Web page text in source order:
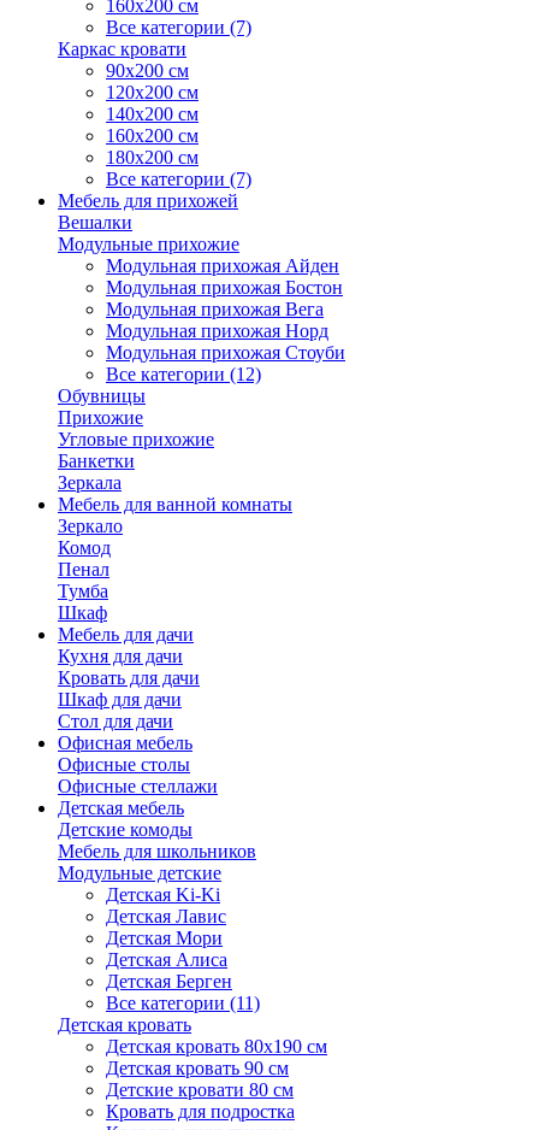
160х200 см
Все категории (7)
Каркас кровати
90х200 см
120х200 см
140х200 см
160х200 см
180х200 см
Все категории (7)
Мебель для прихожей
Вешалки
Модульные прихожие
Модульная прихожая Айден
Модульная прихожая Бостон
Модульная прихожая Вега
Модульная прихожая Норд
Модульная прихожая Стоуби
Все категории (12)
Обувницы
Прихожие
Угловые прихожие
Банкетки
Зеркала
Мебель для ванной комнаты
Зеркало
Комод
Пенал
Тумба
Шкаф
Мебель для дачи
Кухня для дачи
Кровать для дачи
Шкаф для дачи
Стол для дачи
Офисная мебель
Офисные столы
Офисные стеллажи
Детская мебель
Детские комоды
Мебель для школьников
Модульные детские
Детская Ki-Ki
Детская Лавис
Детская Мори
Детская Алиса
Детская Берген
Все категории (11)
Детская кровать
Детская кровать 80х190 см
Детская кровать 90 см
Детские кровати 80 см
Кровать для подростка